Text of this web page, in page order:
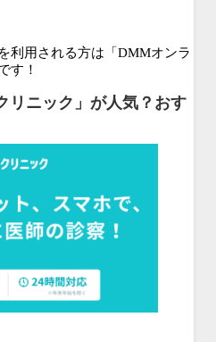
利用される方は「DMMオンラ
す！
リニック」が人気？おす